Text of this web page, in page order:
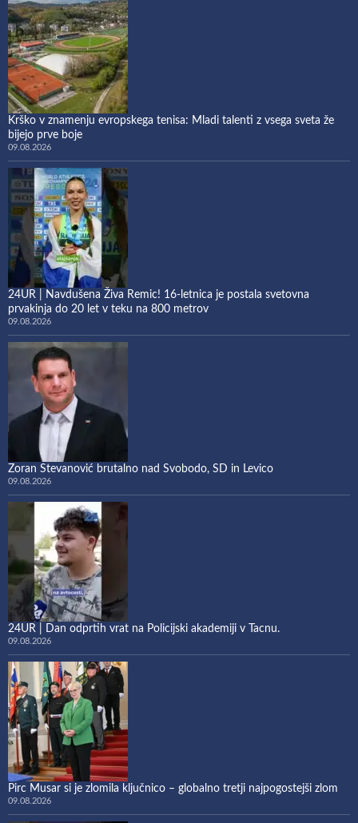
Krško v znamenju evropskega tenisa: Mladi talenti z vsega sveta že
bijejo prve boje
09.08.2026
24UR | Navdušena Živa Remic! 16-letnica je postala svetovna
prvakinja do 20 let v teku na 800 metrov
09.08.2026
Zoran Stevanović brutalno nad Svobodo, SD in Levico
09.08.2026
24UR | Dan odprtih vrat na Policijski akademiji v Tacnu.
09.08.2026
Pirc Musar si je zlomila ključnico – globalno tretji najpogostejši zlom
09.08.2026